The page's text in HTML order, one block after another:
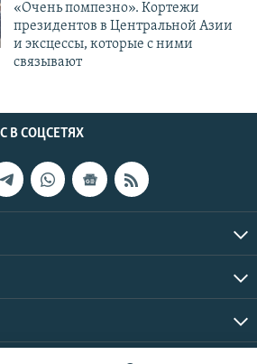
«Очень помпезно». Кортежи
президентов в Центральной Азии
и эксцессы, которые с ними
связывают
В СОЦСЕТЯХ